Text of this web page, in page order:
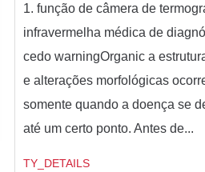
1. função de câmera de
infravermelha médica de
cedo warningOrganic a
e alterações morfológicas
somente quando a doença se
até um certo ponto. Antes de...
TY_DETAILS